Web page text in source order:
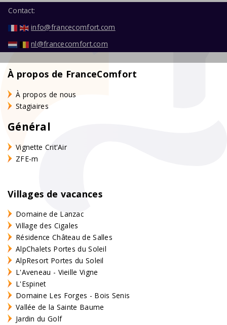
Contact:
info@francecomfort.com
nl@francecomfort.com
À propos de FranceComfort
À propos de nous
Stagiaires
Général
Vignette Crit'Air
ZFE-m
Villages de vacances
Domaine de Lanzac
Village des Cigales
Résidence Château de Salles
AlpChalets Portes du Soleil
AlpResort Portes du Soleil
L'Aveneau - Vieille Vigne
L'Espinet
Domaine Les Forges - Bois Senis
Vallée de la Sainte Baume
Jardin du Golf